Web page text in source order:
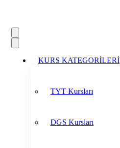
KURS KATEGORİLERİ
TYT Kursları
DGS Kursları